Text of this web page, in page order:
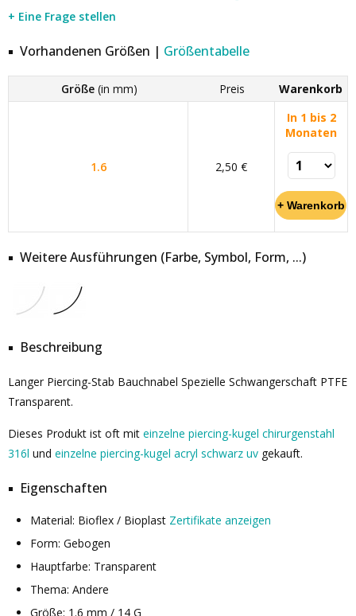
+ Eine Frage stellen
Vorhandenen Größen | Größentabelle
Größe(in mm) Preis Warenkorb
1.6 2,50 €
In 1 bis 2
Monaten
Weitere Ausführungen (Farbe, Symbol, Form, ...)
Beschreibung
Langer Piercing-Stab Bauchnabel Spezielle Schwangerschaft PTFE
Transparent.
Dieses Produkt ist oft mit einzelne piercing-kugel chirurgenstahl
316l und einzelne piercing-kugel acryl schwarz uv gekauft.
Eigenschaften
Material: Bioflex / Bioplast Zertifikate anzeigen
Form: Gebogen
Hauptfarbe: Transparent
Thema: Andere
Größe: 1.6 mm / 14 G